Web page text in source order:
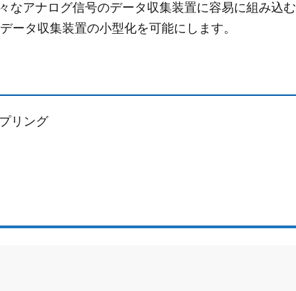
なアナログ信号のデータ収集装置に容易に組み込む
ータ収集装置の小型化を可能にします。
リング